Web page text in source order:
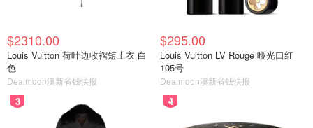
宛如犯罪现场。
保存图片后VX扫一扫，或点击复制
DealmoonAu2
添加快报小编微信
$2310.00
Louis Vuitton 荷叶边收褶短上衣 白
色
Dealmoon澳新省钱快报
$295.00
Louis Vuitton LV Rouge 哑光口红
105号
Dealmoon澳新省钱快报
3 4